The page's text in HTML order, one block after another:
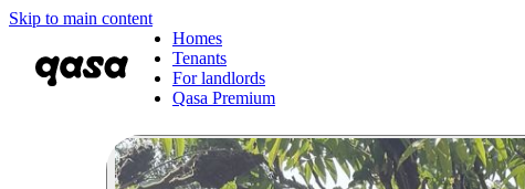
Skip to main content
Homes
Tenants
For landlords
Qasa Premium